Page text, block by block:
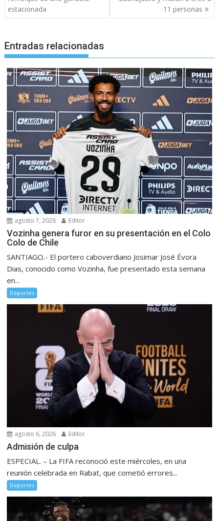
estacionada
11 personas
Entradas relacionadas
agosto 7, 2026 Editor
Vozinha genera furor en su presentación en el Colo
Colo de Chile
SANTIAGO.- El portero caboverdiano Josimar José Évora
Dias, conocido como Vozinha, fue presentado esta semana
en...
Deportes
agosto 6, 2026 Editor
Admisión de culpa
ESPECIAL. – La FIFA reconoció este miércoles, en una
reunión celebrada en Rabat, que cometió errores...
Deportes